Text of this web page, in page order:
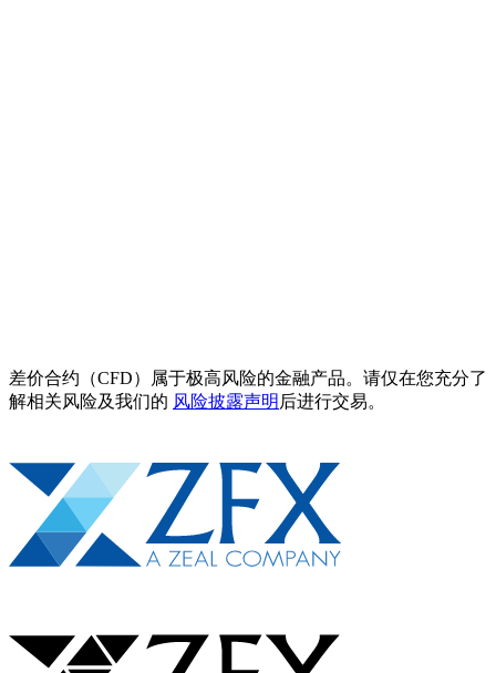
差价合约（CFD）属于极高风险的金融产品。请仅在您充分了
解相关风险及我们的 风险披露声明 后进行交易。